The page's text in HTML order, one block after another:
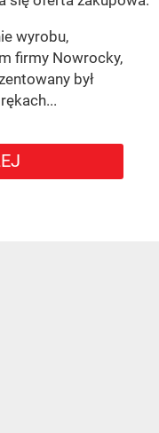
wyrobu,
firmy Nowrocky,
był